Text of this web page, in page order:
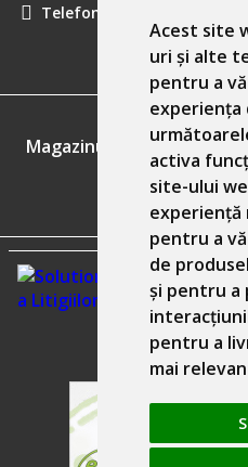
Acest site
uri și alte
pentru a
experiența
activa
site-ului
experiență
pentru a
de
și pentru a
pentru a
mai
Telefon:
Magazinul nostru
Informatiile